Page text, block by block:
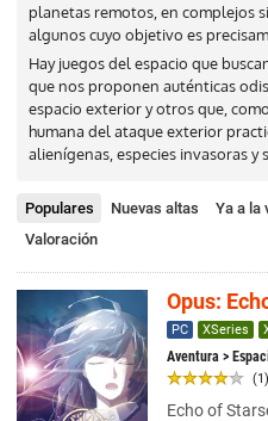
planetas remotos, en complejos
algunos cuyo objetivo es
Hay juegos del espacio que
que nos proponen auténticas
espacio exterior y otros que,
humana del ataque exterior
alienígenas, especies invasoras y
Populares Nuevas altas Ya a la
Valoración
Opus:
PC XSeries
Aventura >
(1)
Echo of